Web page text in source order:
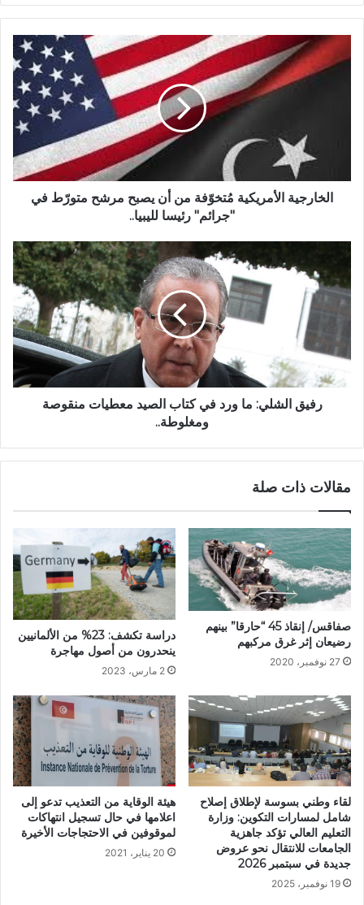
الخارجية الأمريكية مُتخوّفة من أن يصبح مرشح متورّط في
"جرائم" رئيسا لليبيا..
رفيق الشلي: ما ورد في كتاب الصيد معطيات منقوصة
ومغلوطة..
مقالات ذات صلة
صفاقس/ إنقاذ 45 “حارقا” بينهم
رضيعان إثر غرق مركبهم
27 نوفمبر، 2020
دراسة تكشف: 23% من الألمانيين
ينحدرون من أصول مهاجرة
2 مارس، 2023
لقاء وطني بسوسة لإطلاق إصلاح
شامل لمسارات التكوين: وزارة
التعليم العالي تؤكد جاهزية
الجامعات للانتقال نحو عروض
جديدة في سبتمبر 2026
19 نوفمبر، 2025
هيئة الوقاية من التعذيب تدعو إلى
اعلامها في حال تسجيل انتهاكات
لموقوفين في الاحتجاجات الأخيرة
20 يناير، 2021